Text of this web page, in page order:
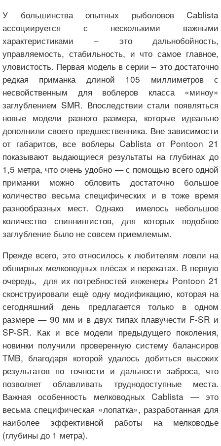
У большинства опытных рыболовов Cablista
ассоциируется с несколькими важными
характеристиками – это дальнобойность,
управляемость, стабильность, и что самое главное,
уловистость. Первая модель в серии – это достаточно
редкая приманка длиной 105 миллиметров с
несвойственным для воблеров класса «миноу»
заглублением SMR. Впоследствии стали появляться
новые модели разного размера, которые идеально
дополнили своего предшественника. Вне зависимости
от габаритов, все воблеры Cablista от Pontoon 21
показывают выдающиеся результаты на глубинах до
1,5 метра, что очень удобно — с помощью всего одной
приманки можно обловить достаточно большое
количество весьма специфических и в тоже время
разнообразных мест. Однако имелось небольшое
количество спиннингистов, для которых подобное
заглубление было не совсем приемлемым.
Прежде всего, это относилось к любителям ловли на
обширных мелководных плёсах и перекатах. В первую
очередь, для их потребностей инженеры Pontoon 21
сконструировали ещё одну модификацию, которая на
сегодняшний день предлагается только в одном
размере — 90 мм и в двух типах плавучести F-SR и
SP-SR. Как и все модели предыдущего поколения,
новинки получили проверенную систему балансиров
TMB, благодаря которой удалось добиться высоких
результатов по точности и дальности заброса, что
позволяет облавливать труднодоступные места.
Важная особенность мелководных Cablista — это
весьма специфическая «лопатка», разработанная для
наиболее эффективной работы на мелководье
(глубины до 1 метра).